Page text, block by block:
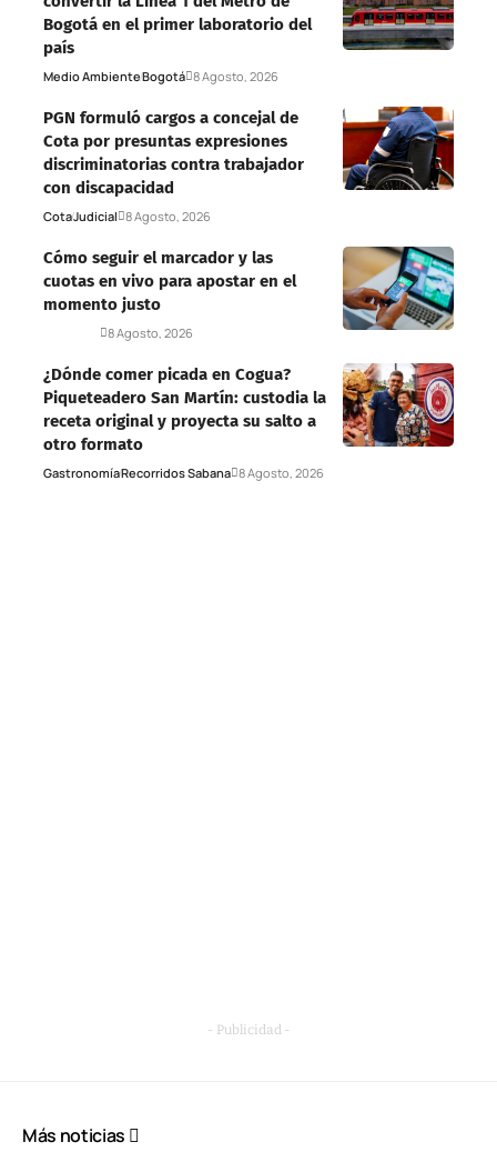
Bogotá en el primer laboratorio del
país
Medio AmbienteBogotá 8 Agosto, 2026
PGN formuló cargos a concejal de
Cota por presuntas expresiones
discriminatorias contra trabajador
con discapacidad
CotaJudicial 8 Agosto, 2026
Cómo seguir el marcador y las
cuotas en vivo para apostar en el
momento justo
8 Agosto, 2026
¿Dónde comer picada en Cogua?
Piqueteadero San Martín: custodia la
receta original y proyecta su salto a
otro formato
GastronomíaRecorridos Sabana 8 Agosto, 2026
- Publicidad -
Más noticias